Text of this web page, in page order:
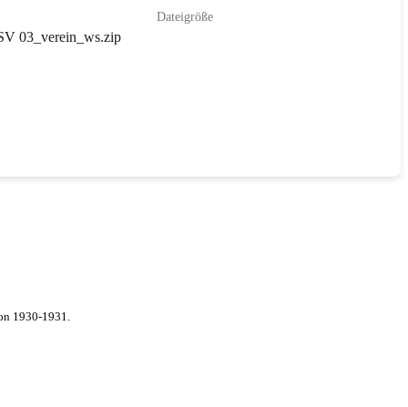
03_verein_ws.zip
Dateigröße
1930-1931.